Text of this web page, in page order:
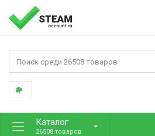
Каталог
26508 товаров